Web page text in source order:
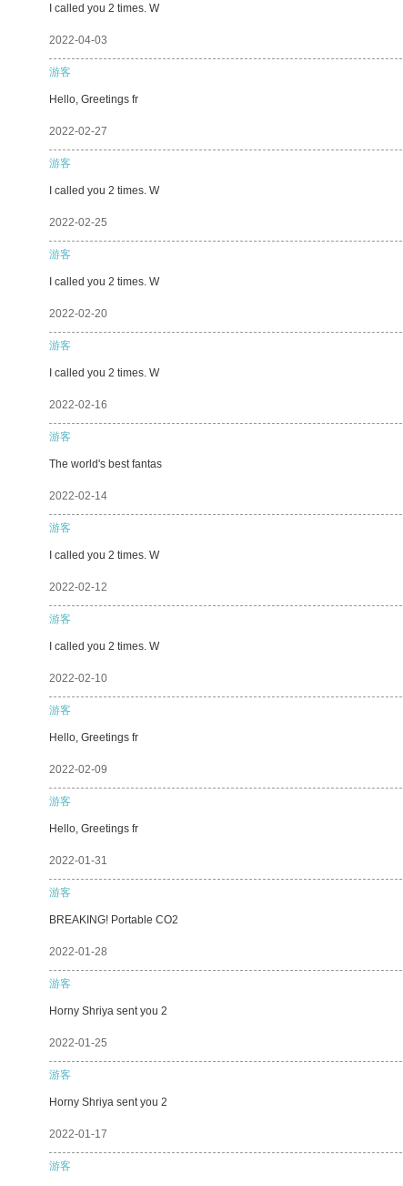
I called you 2 times. W
2022-04-03
游客
Hello, Greetings fr
2022-02-27
游客
I called you 2 times. W
2022-02-25
游客
I called you 2 times. W
2022-02-20
游客
I called you 2 times. W
2022-02-16
游客
The world's best fantas
2022-02-14
游客
I called you 2 times. W
2022-02-12
游客
I called you 2 times. W
2022-02-10
游客
Hello, Greetings fr
2022-02-09
游客
Hello, Greetings fr
2022-01-31
游客
BREAKING! Portable CO2
2022-01-28
游客
Horny Shriya sent you 2
2022-01-25
游客
Horny Shriya sent you 2
2022-01-17
游客